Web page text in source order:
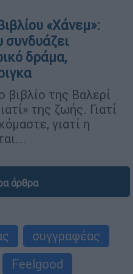
«Χάνεμ»:
συνδυάζει
δράμα,
βιβλίο της Βαλερί
της ζωής. Γιατί
γιατί η
άρθρα
συγγραφέας
Feelgood